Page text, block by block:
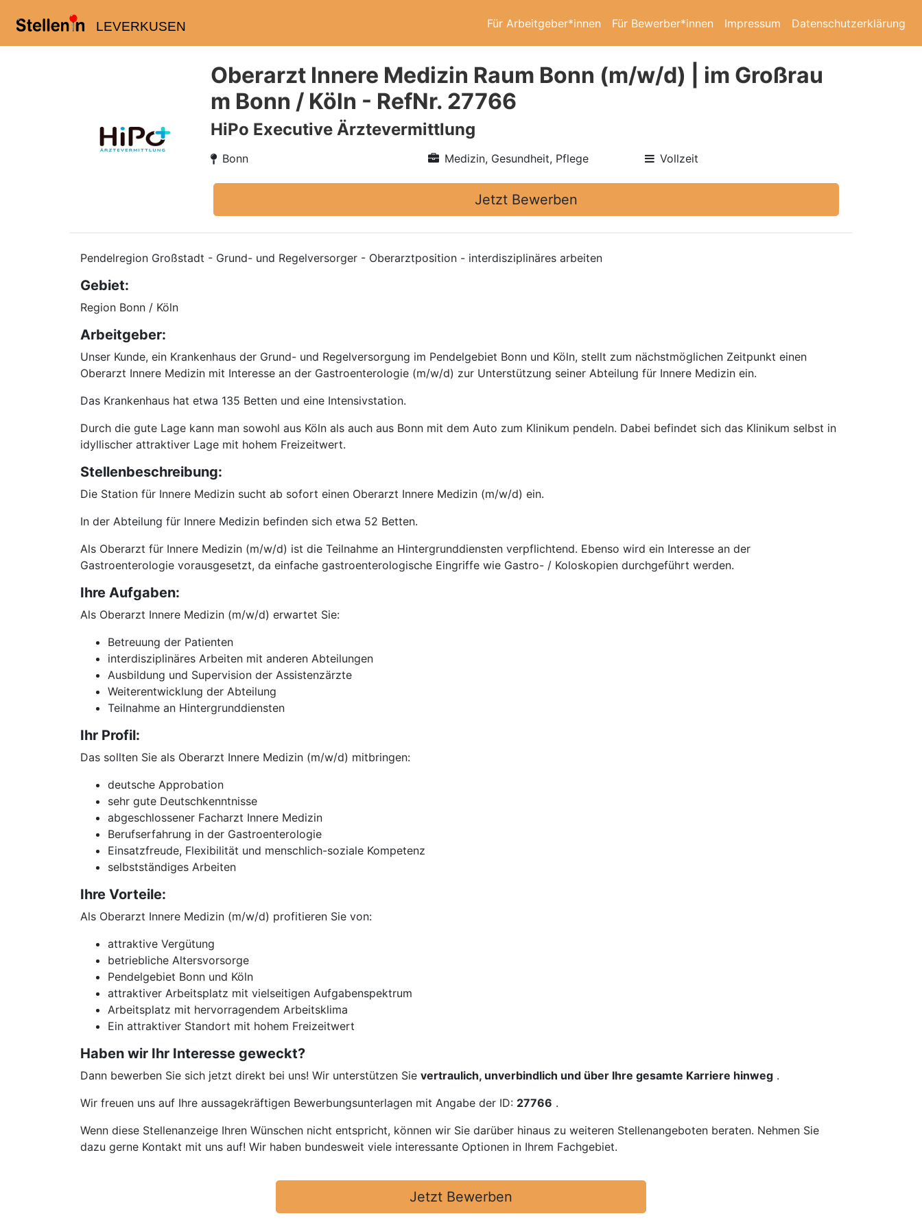
LEVERKUSEN Für Arbeitgeber*innen Für Bewerber*innen Impressum Datenschutzerklärung
Oberarzt Innere Medizin Raum Bonn (m/w/d) | im Großrau
m Bonn / Köln - RefNr. 27766
HiPo Executive Ärztevermittlung
Bonn Medizin, Gesundheit, Pflege Vollzeit
Jetzt Bewerben
Pendelregion Großstadt - Grund- und Regelversorger - Oberarztposition - interdisziplinäres arbeiten
Gebiet:
Region Bonn / Köln
Arbeitgeber:
Unser Kunde, ein Krankenhaus der Grund- und Regelversorgung im Pendelgebiet Bonn und Köln, stellt zum nächstmöglichen Zeitpunkt einen
Oberarzt Innere Medizin mit Interesse an der Gastroenterologie (m/w/d) zur Unterstützung seiner Abteilung für Innere Medizin ein.
Das Krankenhaus hat etwa 135 Betten und eine Intensivstation.
Durch die gute Lage kann man sowohl aus Köln als auch aus Bonn mit dem Auto zum Klinikum pendeln. Dabei befindet sich das Klinikum selbst in
idyllischer attraktiver Lage mit hohem Freizeitwert.
Stellenbeschreibung:
Die Station für Innere Medizin sucht ab sofort einen Oberarzt Innere Medizin (m/w/d) ein.
In der Abteilung für Innere Medizin befinden sich etwa 52 Betten.
Als Oberarzt für Innere Medizin (m/w/d) ist die Teilnahme an Hintergrunddiensten verpflichtend. Ebenso wird ein Interesse an der
Gastroenterologie vorausgesetzt, da einfache gastroenterologische Eingriffe wie Gastro- / Koloskopien durchgeführt werden.
Ihre Aufgaben:
Als Oberarzt Innere Medizin (m/w/d) erwartet Sie:
Betreuung der Patienten
interdisziplinäres Arbeiten mit anderen Abteilungen
Ausbildung und Supervision der Assistenzärzte
Weiterentwicklung der Abteilung
Teilnahme an Hintergrunddiensten
Ihr Profil:
Das sollten Sie als Oberarzt Innere Medizin (m/w/d) mitbringen:
deutsche Approbation
sehr gute Deutschkenntnisse
abgeschlossener Facharzt Innere Medizin
Berufserfahrung in der Gastroenterologie
Einsatzfreude, Flexibilität und menschlich-soziale Kompetenz
selbstständiges Arbeiten
Ihre Vorteile:
Als Oberarzt Innere Medizin (m/w/d) profitieren Sie von:
attraktive Vergütung
betriebliche Altersvorsorge
Pendelgebiet Bonn und Köln
attraktiver Arbeitsplatz mit vielseitigen Aufgabenspektrum
Arbeitsplatz mit hervorragendem Arbeitsklima
Ein attraktiver Standort mit hohem Freizeitwert
Haben wir Ihr Interesse geweckt?
Dann bewerben Sie sich jetzt direkt bei uns! Wir unterstützen Sie vertraulich, unverbindlich und über Ihre gesamte Karriere hinweg .
Wir freuen uns auf Ihre aussagekräftigen Bewerbungsunterlagen mit Angabe der ID: 27766 .
Wenn diese Stellenanzeige Ihren Wünschen nicht entspricht, können wir Sie darüber hinaus zu weiteren Stellenangeboten beraten. Nehmen Sie
dazu gerne Kontakt mit uns auf! Wir haben bundesweit viele interessante Optionen in Ihrem Fachgebiet.
Jetzt Bewerben